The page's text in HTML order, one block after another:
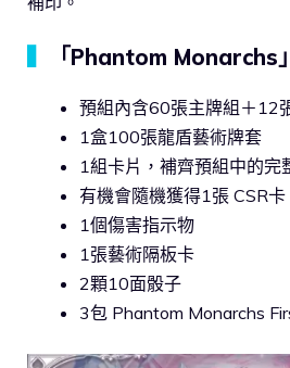
「Phantom Monarchs
預組內含60張主牌組＋12
1盒100張龍盾藝術牌套
1組卡片，補齊預組中的完
有機會隨機獲得1張 CSR卡
1個傷害指示物
1張藝術隔板卡
2顆10面骰子
3包 Phantom Monarchs